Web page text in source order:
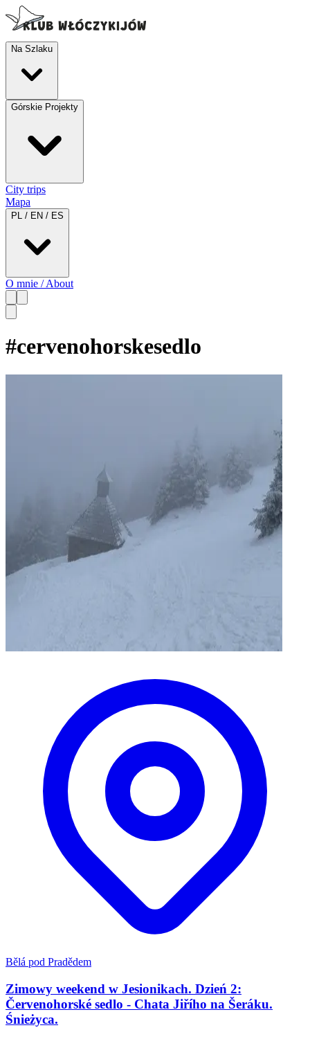
Na Szlaku
Górskie Projekty
City trips
Mapa
PL / EN / ES
O mnie / About
#cervenohorskesedlo
Bělá pod Pradědem
Zimowy weekend w Jesionikach. Dzień 2:
Červenohorské sedlo - Chata Jiřího na Šeráku.
Śnieżyca.